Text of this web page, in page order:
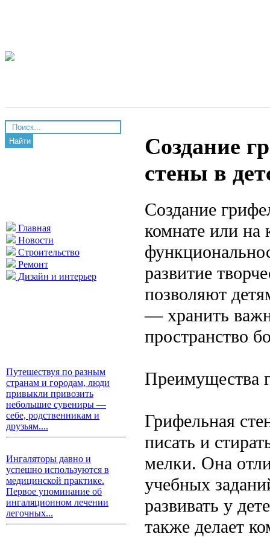
Найти
Главная
Новости
Строительство
Ремонт
Дизайн и интерьер
Путешествуя по разным
странам и городам, люди
привыкли привозить
небольшие сувениры —
себе, родственникам и
друзьям....
Ингаляторы давно и
успешно используются в
медицинской практике.
Первое упоминание об
ингаляционном лечении
легочных...
Создание
стены в
Создание
комнате или
развитие
позволяют
— хранить
пространство
Преимущества
Грифельная
писать и
мелки. Она
учебных
развивать у
также делает